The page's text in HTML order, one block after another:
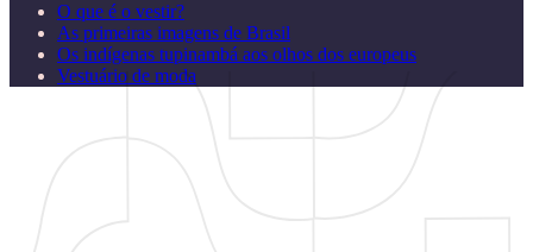
O que é o vestir?
As primeiras imagens de Brasil
Os indígenas tupinambá aos olhos dos europeus
Vestuário de moda